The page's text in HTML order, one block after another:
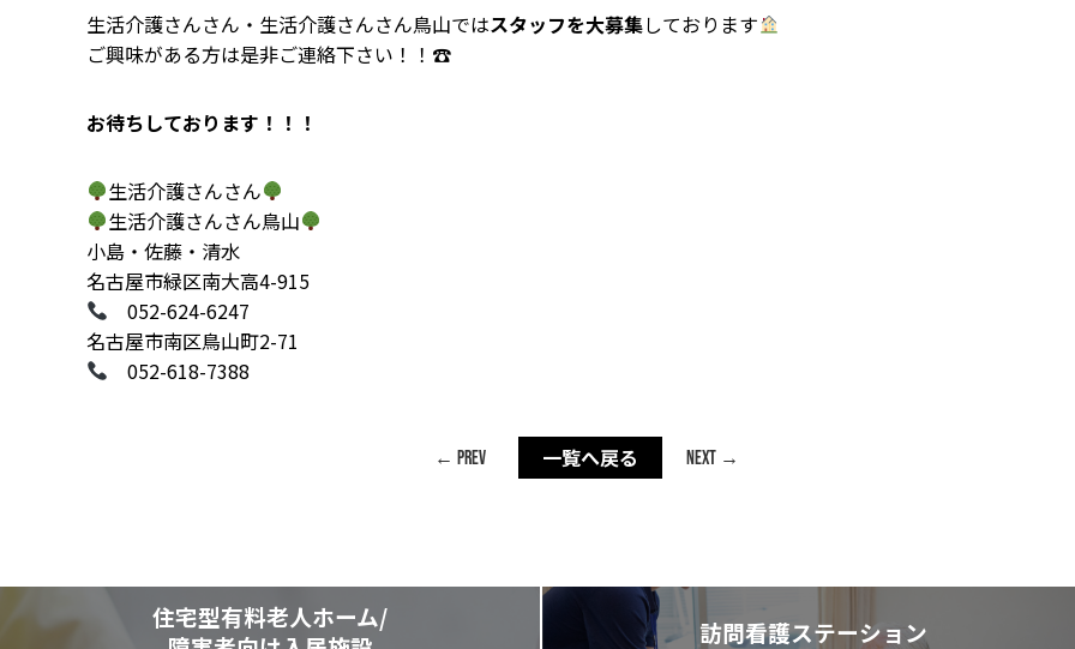
生活介護さんさん・生活介護さんさん鳥山ではスタッフを大募集しております
ご興味がある方は是非ご連絡下さい！！☎
お待ちしております！！！
生活介護さんさん
生活介護さんさん鳥山
小島・佐藤・清水
名古屋市緑区南大高4-915
052-624-6247
名古屋市南区鳥山町2-71
052-618-7388
← PREV 一覧へ戻る NEXT →
住宅型有料老人ホーム/
訪問看護ステーション